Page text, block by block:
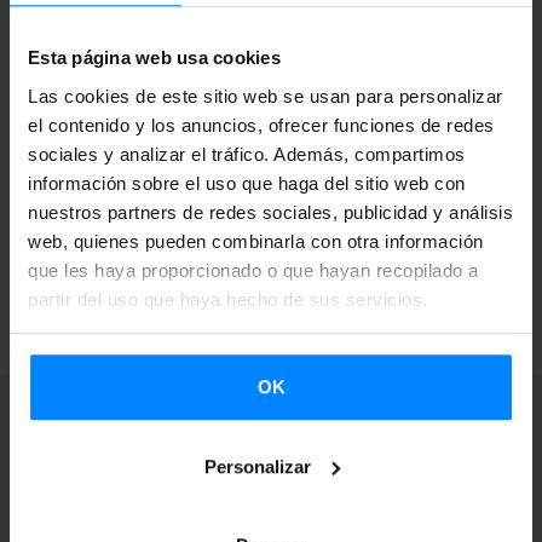
Esta página web usa cookies
Las cookies de este sitio web se usan para personalizar
el contenido y los anuncios, ofrecer funciones de redes
sociales y analizar el tráfico. Además, compartimos
información sobre el uso que haga del sitio web con
nuestros partners de redes sociales, publicidad y análisis
web, quienes pueden combinarla con otra información
que les haya proporcionado o que hayan recopilado a
partir del uso que haya hecho de sus servicios.
OK
Personalizar
procedencia y estilo para girar por todo el Estado, y los
seleccionados para este periodo se harán públicos el 9 de
abril.
Las solicitudes se pueden presentar por correo ordinario u
online.
VOLVER